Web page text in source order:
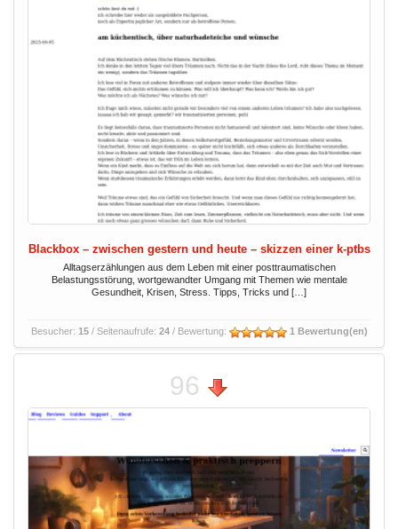
Blackbox – zwischen gestern und heute – skizzen einer k-ptbs
Alltagserzählungen aus dem Leben mit einer posttraumatischen
Belastungsstörung, wortgewandter Umgang mit Themen wie mentale
Gesundheit, Krisen, Stress. Tipps, Tricks und […]
Besucher: 15/ Seitenaufrufe: 24/ Bewertung: 1 Bewertung(en)
96